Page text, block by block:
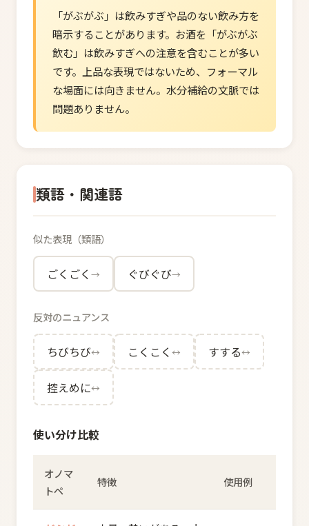
「がぶがぶ」は飲みすぎや品のない飲み方を
暗示することがあります。お酒を「がぶがぶ
飲む」は飲みすぎへの注意を含むことが多い
です。上品な表現ではないため、フォーマル
な場面には向きません。水分補給の文脈では
問題ありません。
類語・関連語
似た表現（類語）
ごくごく → ぐびぐび→
反対のニュアンス
ちびちび↔ こくこく ↔ すする↔
控えめに↔
使い分け比較
オノマ
トペ
特徴 使用例